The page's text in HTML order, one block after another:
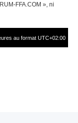
FFA.COM », ni
au format UTC+02:00